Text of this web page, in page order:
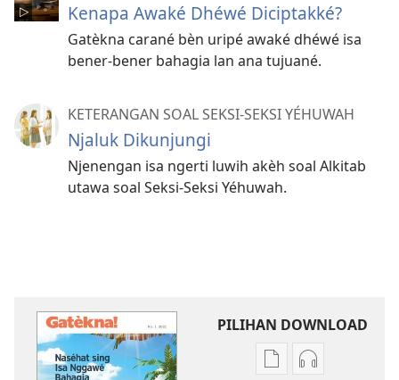
Kenapa Awaké Dhéwé Diciptakké?
Gatèkna carané bèn uripé awaké dhéwé isa
bener-bener bahagia lan ana tujuané.
KETERANGAN SOAL SEKSI-SEKSI YÉHUWAH
Njaluk Dikunjungi
Njenengan isa ngerti luwih akèh soal Alkitab
utawa soal Seksi-Seksi Yéhuwah.
PILIHAN DOWNLOAD
PilihanPilihan